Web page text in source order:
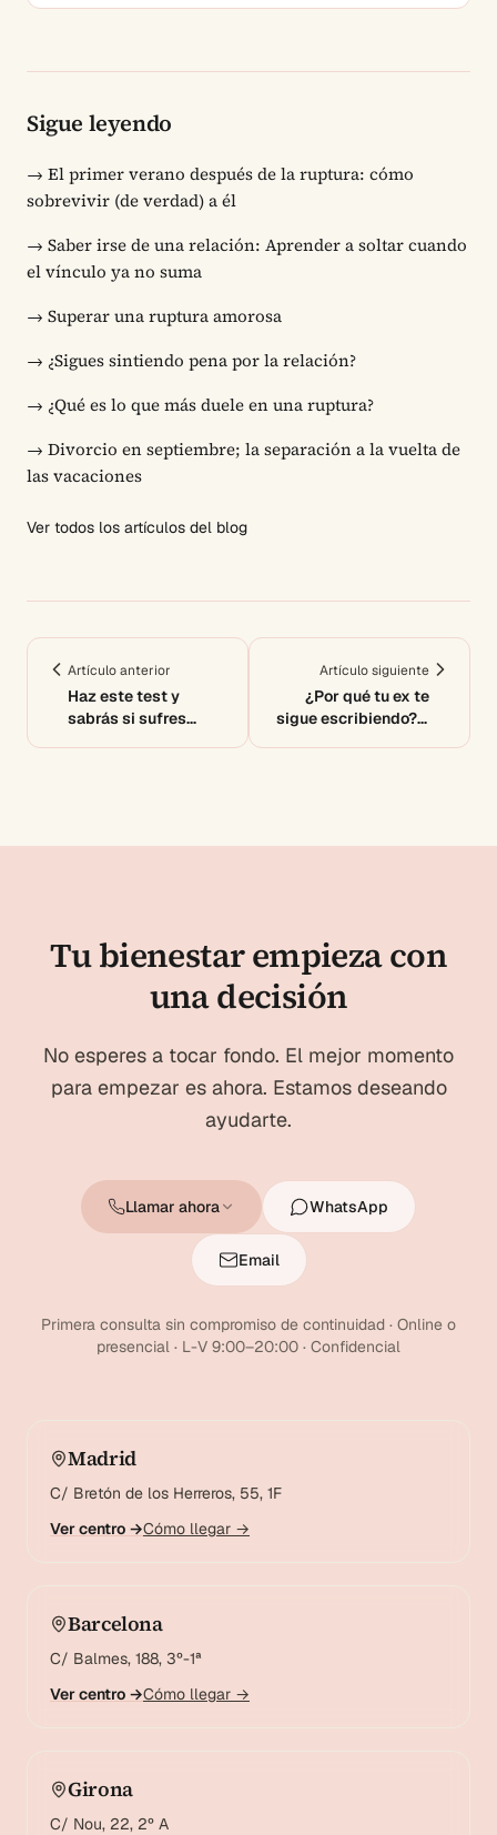
Sigue leyendo
→ El primer verano después de la ruptura: cómo
sobrevivir (de verdad) a él
→ Saber irse de una relación: Aprender a soltar cuando
el vínculo ya no suma
→ Superar una ruptura amorosa
→ ¿Sigues sintiendo pena por la relación?
→ ¿Qué es lo que más duele en una ruptura?
→ Divorcio en septiembre; la separación a la vuelta de
las vacaciones
Ver todos los artículos del blog
Artículo anterior
Haz este test y
sabrás si sufres
Artículo siguiente
¿Por qué tu ex te
sigue escribiendo? 7
Tu bienestar empieza con
una decisión
No esperes a tocar fondo. El mejor momento
para empezar es ahora. Estamos deseando
ayudarte.
Llamar ahora WhatsApp
Email
Primera consulta sin compromiso de continuidad · Online o
presencial · L-V 9:00–20:00 · Confidencial
Madrid
C/ Bretón de los Herreros, 55, 1F
Ver centro →Cómo llegar →
Barcelona
C/ Balmes, 188, 3º-1ª
Ver centro →Cómo llegar →
Girona
C/ Nou, 22, 2º A